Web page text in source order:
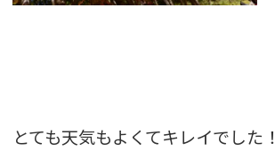
とても天気もよくてキレイでした！